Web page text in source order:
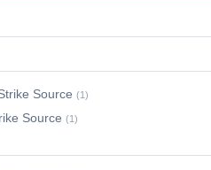
Source (1)
Source (1)